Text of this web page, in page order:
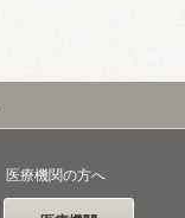
医療機関の方へ